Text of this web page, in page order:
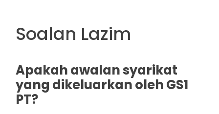
Soalan Lazim
Apakah awalan syarikat
yang dikeluarkan oleh GS1
PT?